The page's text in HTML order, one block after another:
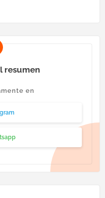
resumen
en